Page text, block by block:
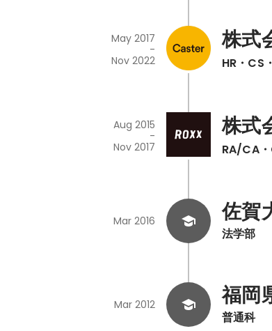
株式
HR・CS
May 2017
-
Nov 2022
株式
RA/CA
Aug 2015
-
Nov 2017
佐賀
法学部
Mar 2016
福岡
普通科
Mar 2012